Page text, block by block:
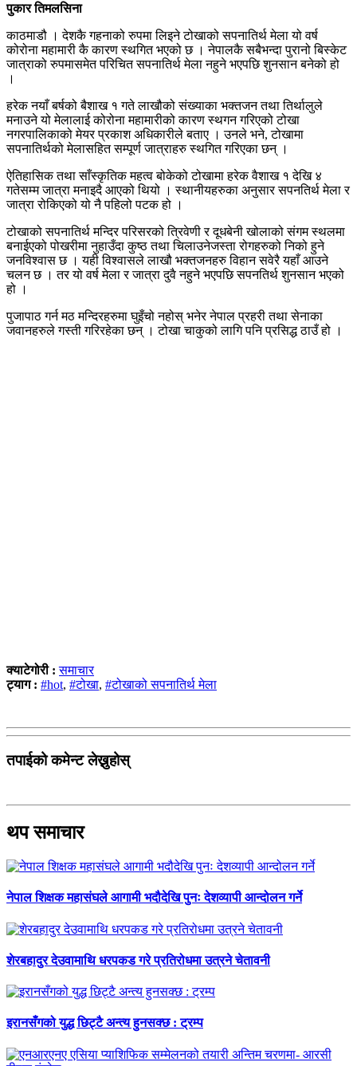
पुकार तिमलसिना
काठमाडौ । देशकै गहनाको रुपमा लिइने टोखाको सपनातिर्थ मेला यो वर्ष
कोरोना महामारी कै कारण स्थगित भएको छ । नेपालकै सबैभन्दा पुरानो बिस्केट
जात्राको रुपमासमेत परिचित सपनातिर्थ मेला नहुने भएपछि शुनसान बनेको हो
।
हरेक नयाँ बर्षको बैशाख १ गते लाखौको संख्याका भक्तजन तथा तिर्थालुले
मनाउने यो मेलालाई कोरोना महामारीको कारण स्थगन गरिएको टोखा
नगरपालिकाको मेयर प्रकाश अधिकारीले बताए । उनले भने, टोखामा
सपनातिर्थको मेलासहित सम्पूर्ण जात्राहरु स्थगित गरिएका छन् ।
ऐतिहासिक तथा साँस्कृतिक महत्व बोकेको टोखामा हरेक वैशाख १ देखि ४
गतेसम्म जात्रा मनाइदै आएको थियो । स्थानीयहरुका अनुसार सपनतिर्थ मेला र
जात्रा रोकिएको यो नै पहिलो पटक हो ।
टोखाको सपनातिर्थ मन्दिर परिसरको त्रिवेणी र दूधबेनी खोलाको संगम स्थलमा
बनाईएको पोखरीमा नुहाउँदा कुष्ठ तथा चिलाउनेजस्ता रोगहरुको निको हुने
जनविश्वास छ । यही विश्वासले लाखौ भक्तजनहरु विहान सवेरै यहाँ आउने
चलन छ । तर यो वर्ष मेला र जात्रा दुवै नहुने भएपछि सपनतिर्थ शुनसान भएको
हो ।
पुजापाठ गर्न मठ मन्दिरहरुमा घुइँचो नहोस् भनेर नेपाल प्रहरी तथा सेनाका
जवानहरुले गस्ती गरिरहेका छन् । टोखा चाकुको लागि पनि प्रसिद्ध ठाउँ हो ।
क्याटेगोरी :समाचार
ट्याग : #hot, #टोखा, #टोखाको सपनातिर्थ मेला
तपाईको कमेन्ट लेख्नुहोस्
थप समाचार
नेपाल शिक्षक महासंघले आगामी भदौदेखि पुनः देशव्यापी आन्दोलन गर्ने
शेरबहादुर देउवामाथि धरपकड गरे प्रतिरोधमा उत्रने चेतावनी
इरानसँगको युद्ध छिट्टै अन्त्य हुनसक्छ : ट्रम्प